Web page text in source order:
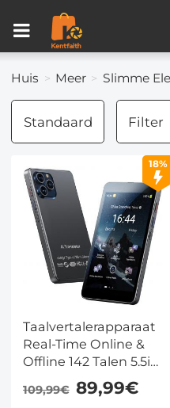
Huis Meer Slimme
Standaard Filter
18%
Taalvertalerapparaat
Real-Time Online &
Offline 142 Talen 5.5in
Scherm Kentfaith
109,99€ 89,99€